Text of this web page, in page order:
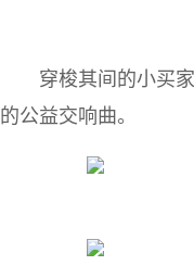
穿梭其间的小买
的公益交响曲。